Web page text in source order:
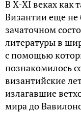
В X-XI веках как
Византии еще не
зачаточном
литературы в
с помощью
познакомилось
византийские
излагавшие
мира до